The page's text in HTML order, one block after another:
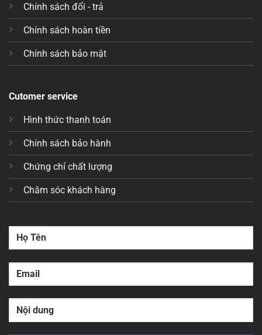
Chính sách đổi - trả
Chính sách hoàn tiền
Chính sách bảo mật
Cutomer service
Hình thức thanh toán
Chính sách bảo hành
Chứng chỉ chất lượng
Chăm sóc khách hàng